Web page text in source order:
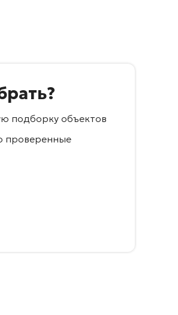
подборку объектов
проверенные